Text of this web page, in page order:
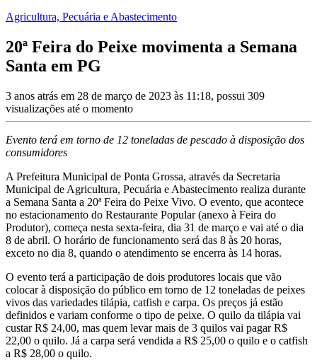
Agricultura, Pecuária e Abastecimento
20ª Feira do Peixe movimenta a Semana
Santa em PG
3 anos atrás em 28 de março de 2023 às 11:18, possui 309
visualizações até o momento
Evento terá em torno de 12 toneladas de pescado à disposição dos
consumidores
A Prefeitura Municipal de Ponta Grossa, através da Secretaria
Municipal de Agricultura, Pecuária e Abastecimento realiza durante
a Semana Santa a 20ª Feira do Peixe Vivo. O evento, que acontece
no estacionamento do Restaurante Popular (anexo à Feira do
Produtor), começa nesta sexta-feira, dia 31 de março e vai até o dia
8 de abril. O horário de funcionamento será das 8 às 20 horas,
exceto no dia 8, quando o atendimento se encerra às 14 horas.
O evento terá a participação de dois produtores locais que vão
colocar à disposição do público em torno de 12 toneladas de peixes
vivos das variedades tilápia, catfish e carpa. Os preços já estão
definidos e variam conforme o tipo de peixe. O quilo da tilápia vai
custar R$ 24,00, mas quem levar mais de 3 quilos vai pagar R$
22,00 o quilo. Já a carpa será vendida a R$ 25,00 o quilo e o catfish
a R$ 28,00 o quilo.